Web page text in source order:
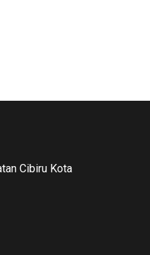
Cibiru Kota